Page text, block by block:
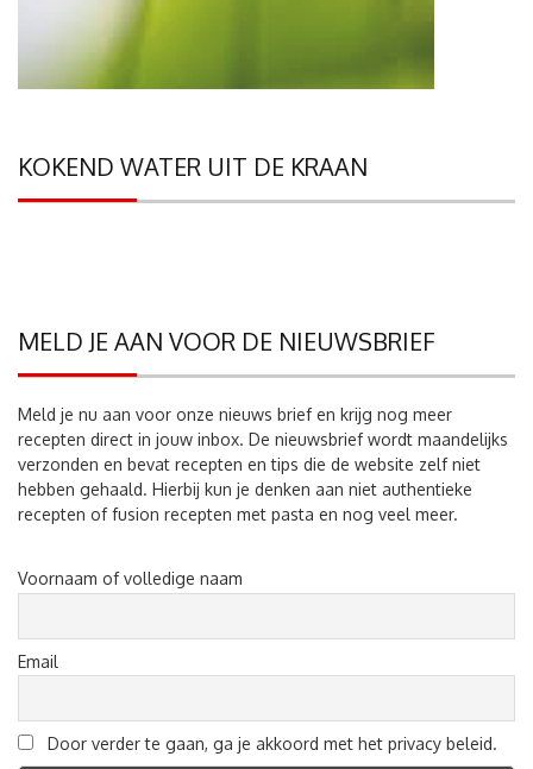
KOKEND WATER UIT DE KRAAN
MELD JE AAN VOOR DE NIEUWSBRIEF
Meld je nu aan voor onze nieuws brief en krijg nog meer
recepten direct in jouw inbox. De nieuwsbrief wordt maandelijks
verzonden en bevat recepten en tips die de website zelf niet
hebben gehaald. Hierbij kun je denken aan niet authentieke
recepten of fusion recepten met pasta en nog veel meer.
Voornaam of volledige naam
Email
Door verder te gaan, ga je akkoord met het privacy beleid.